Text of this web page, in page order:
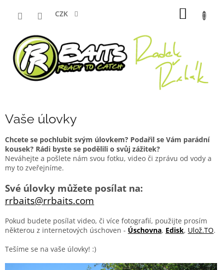
CZK
Vaše úlovky
Chcete se pochlubit svým úlovkem? Podařil se Vám parádní
kousek? Rádi byste se podělili o svůj zážitek?
Neváhejte a pošlete nám svou fotku, video či zprávu od vody a
my to zveřejníme.
Své úlovky můžete posílat na:
rrbaits@rrbaits.com
Pokud budete posílat video, či více fotografií, použijte prosím
některou z internetových úschoven - Úschovna, Edisk, Ulož.TO.
Tešíme se na vaše úlovky! :)